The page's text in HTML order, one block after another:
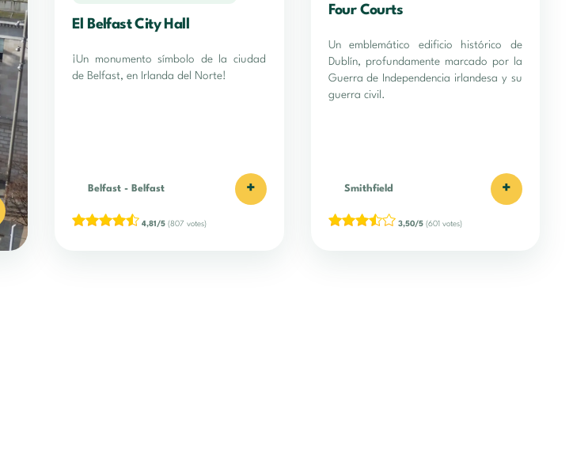
El Belfast City Hall
¡Un monumento símbolo de la ciudad
de Belfast, en Irlanda del Norte!
Belfast - Belfast +
4,81/5 (807 votes)
Four Courts
Un emblemático edificio histórico de
Dublín, profundamente marcado por la
Guerra de Independencia irlandesa y su
guerra civil.
Smithfield +
3,50/5(601 votes)